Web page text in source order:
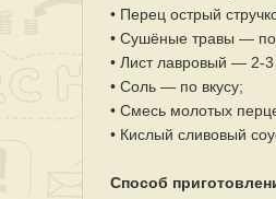
• Перец острый
• Сушёные травы — по
• Лист лавровый — 2-
• Соль — по вкусу;
• Смесь молотых
• Кислый сливовый
Способ